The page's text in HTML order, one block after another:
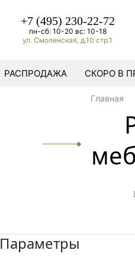
+7 (495) 230-22-72
пн-сб: 10-20 вс: 10-18
ул. Смоленская, д.10 стр.1
РАСПРОДАЖА СКОРО В
Главная
Параметры